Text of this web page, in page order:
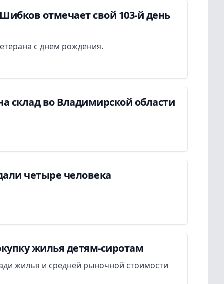
отмечает свой 103-й день
с днем рождения.
склад во Владимирской области
четыре человека
жилья детям-сиротам
жилья и средней рыночной стоимости